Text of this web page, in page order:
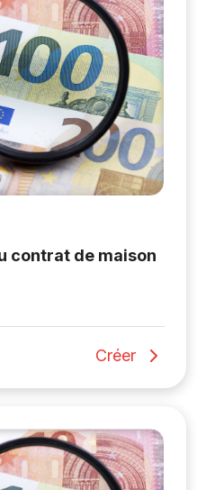
contrat de maison
Créer